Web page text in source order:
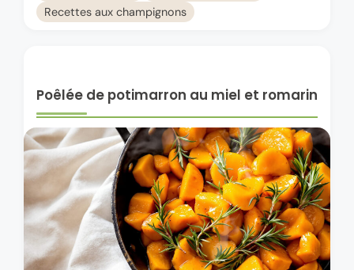
Recettes aux champignons
Poêlée de potimarron au miel et romarin